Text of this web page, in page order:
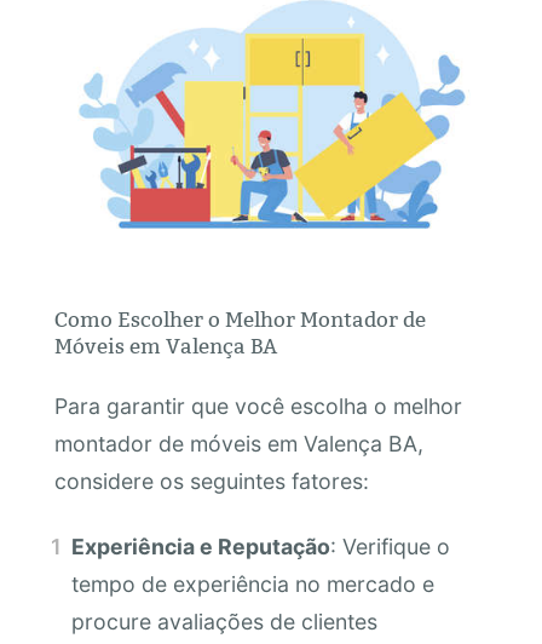
Como Escolher o Melhor Montador de
Móveis em Valença BA
Para garantir que você escolha o melhor
montador de móveis em Valença BA,
considere os seguintes fatores:
Experiência e Reputação: Verifique o
tempo de experiência no mercado e
procure avaliações de clientes